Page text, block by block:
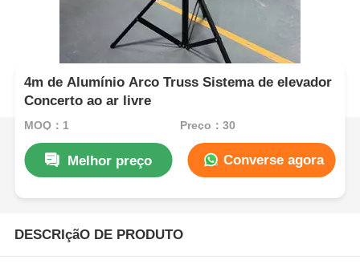
4m de Alumínio Arco Truss Sistema de elevador
Concerto ao ar livre
MOQ：1 Preço：30
Melhor preço Converse agora
DESCRIçãO DE PRODUTO